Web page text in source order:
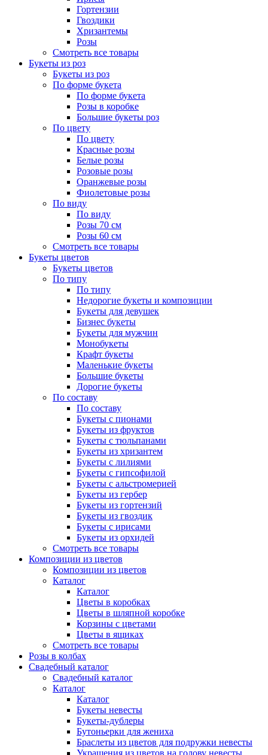
Гортензии
Гвоздики
Хризантемы
Розы
Смотреть все товары
Букеты из роз
Букеты из роз
По форме букета
По форме букета
Розы в коробке
Большие букеты роз
По цвету
По цвету
Красные розы
Белые розы
Розовые розы
Оранжевые розы
Фиолетовые розы
По виду
По виду
Розы 70 см
Розы 60 см
Смотреть все товары
Букеты цветов
Букеты цветов
По типу
По типу
Недорогие букеты и композиции
Букеты для девушек
Бизнес букеты
Букеты для мужчин
Монобукеты
Крафт букеты
Маленькие букеты
Большие букеты
Дорогие букеты
По составу
По составу
Букеты с пионами
Букеты из фруктов
Букеты с тюльпанами
Букеты из хризантем
Букеты с лилиями
Букеты с гипсофилой
Букеты с альстромерией
Букеты из гербер
Букеты из гортензий
Букеты из гвоздик
Букеты с ирисами
Букеты из орхидей
Смотреть все товары
Композиции из цветов
Композиции из цветов
Каталог
Каталог
Цветы в коробках
Цветы в шляпной коробке
Корзины с цветами
Цветы в ящиках
Смотреть все товары
Розы в колбах
Свадебный каталог
Свадебный каталог
Каталог
Каталог
Букеты невесты
Букеты-дублеры
Бутоньерки для жениха
Браслеты из цветов для подружки невесты